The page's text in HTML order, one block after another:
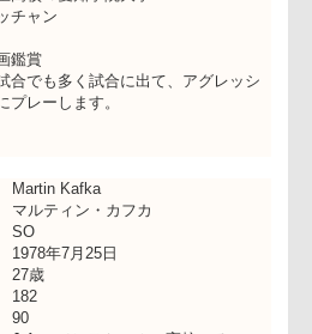
松本英人
マツモトヒデト
1978年12月25日
26歳
172
88
向上高校→愛知学院大学
マッチャン